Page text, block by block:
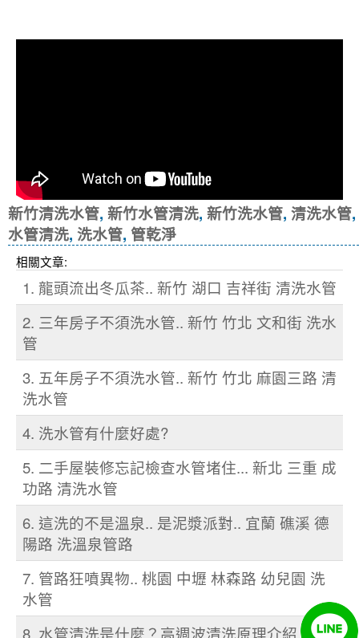
新竹清洗水管, 新竹水管清洗, 新竹洗水管, 清洗水管,
水管清洗, 洗水管, 管乾淨
相關文章:
1. 龍頭流出冬瓜茶.. 新竹 湖口 吉祥街 清洗水管
2. 三年房子不須洗水管.. 新竹 竹北 文和街 洗水
管
3. 五年房子不須洗水管.. 新竹 竹北 麻園三路 清
洗水管
4. 洗水管有什麼好處?
5. 二手屋裝修忘記檢查水管堵住... 新北 三重 成
功路 清洗水管
6. 這洗的不是溫泉.. 是泥漿派對.. 宜蘭 礁溪 德
陽路 洗溫泉管路
7. 管路狂噴異物.. 桃園 中壢 林森路 幼兒園 洗
水管
8. 水管清洗是什麼？高週波清洗原理介紹